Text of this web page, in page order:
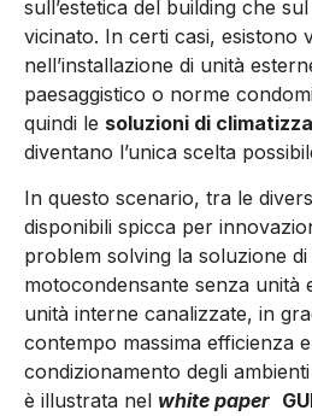
sull’estetica del building che
vicinato. In certi casi, esistono
nell’installazione di unità
paesaggistico o norme
quindi le soluzioni di
diventano l’unica scelta
In questo scenario, tra le
disponibili spicca per
problem solving la soluzione
motocondensante senza unità
unità interne canalizzate, in
contempo massima efficienza
condizionamento degli
è illustrata nel white paper